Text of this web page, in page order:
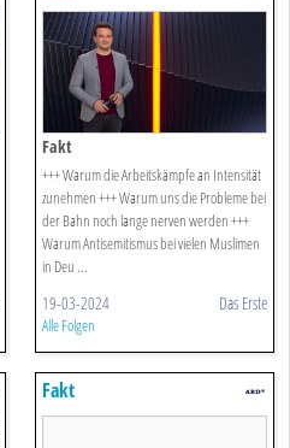
Fakt
+++ Warum die Arbeitskämpfe an Intensität
zunehmen +++ Warum uns die Probleme bei
der Bahn noch lange nerven werden +++
Warum Antisemitismus bei vielen Muslimen
in Deu ...
19-03-2024 Das Erste
Alle Folgen
Fakt